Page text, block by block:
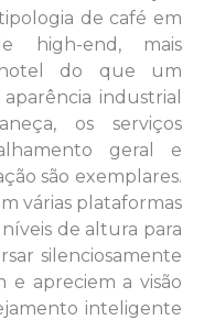
de café em
high-end, mais
do que um
industrial
os serviços
geral e
são exemplares.
várias plataformas
de altura para
silenciosamente
e apreciem a visão
inteligente